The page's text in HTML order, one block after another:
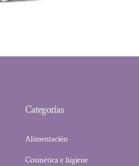
Categorías
Alimentación
Cosmética e higiene